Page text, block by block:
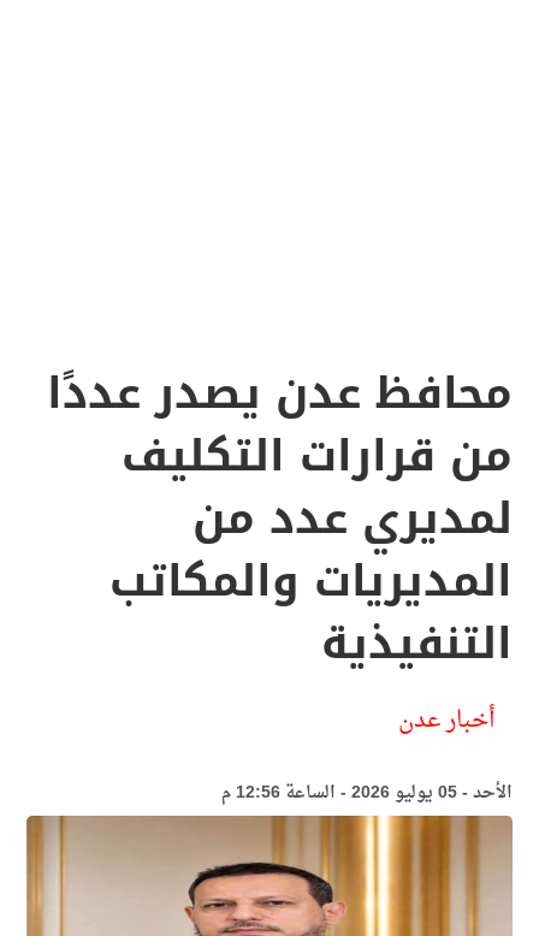
محافظ عدن يصدر عددًا
من قرارات التكليف
لمديري عدد من
المديريات والمكاتب
التنفيذية
أخبار عدن
الأحد - 05 يوليو 2026 - الساعة 12:56 م